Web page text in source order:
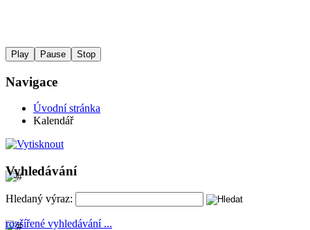
Play Pause Stop
Navigace
Úvodní stránka
Kalendář
Vyhledávání
Hledaný výraz:
rozšířené vyhledávání ...